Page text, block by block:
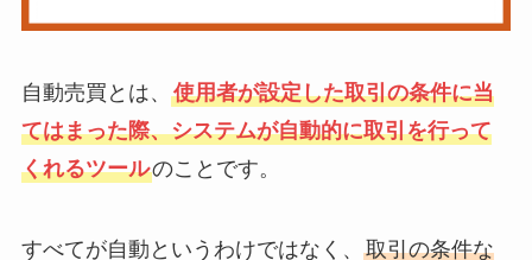
自動売買とは、 使用者が設定した取引の条件に当
てはまった際、システムが自動的に取引を行って
くれるツールのことです。
すべてが自動というわけではなく、 取引の条件な